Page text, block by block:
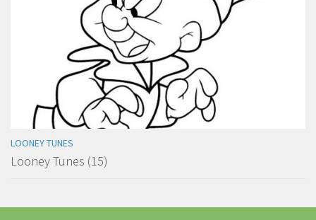
LOONEY TUNES
Looney Tunes (15)